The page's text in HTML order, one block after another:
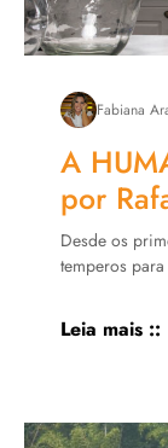
Fabiana
A
por
Desde os
temperos
Leia mais ::